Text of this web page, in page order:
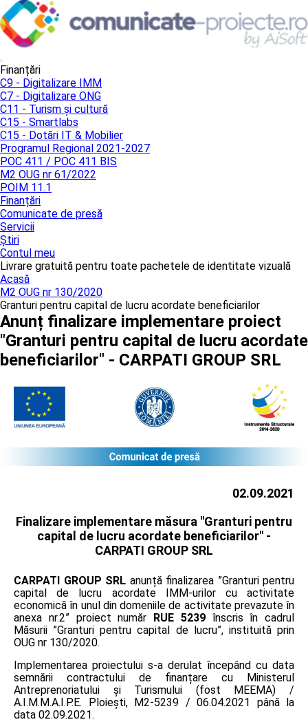
Finanțări
C9 - Digitalizare IMM
C7 - Digitalizare ONG
C11 - Turism și cultură
C15 - Smartlabs
C15 - Dotări IT & Mobilier
Programul Regional 2021-2027
POC 411 / POC 411 BIS
M2 OUG nr 61/2022
POIM 11.1
Finanțări
Comunicate de presă
Servicii
Știri
Contul meu
Livrare gratuită pentru toate pachetele de identitate vizuală
Acasă
M2 OUG nr 130/2020
Granturi pentru capital de lucru acordate beneficiarilor
Anunț finalizare implementare proiect
"Granturi pentru capital de lucru acordate
beneficiarilor" - CARPATI GROUP SRL
02.09.2021
Finalizare implementare măsura "Granturi pentru
capital de lucru acordate beneficiarilor" -
CARPATI GROUP SRL
CARPATI GROUP SRL anunță finalizarea ”Granturi pentru
capital de lucru acordate IMM-urilor cu activitate
economică în unul din domeniile de activitate prevazute în
anexa nr.2” proiect număr RUE 5239înscris în cadrul
Măsurii ”Granturi pentru capital de lucru”, instituită prin
OUG nr 130/2020.
Implementarea proiectului s-a derulat începând cu data
semnării contractului de finanțare cu Ministerul
Antreprenoriatului și Turismului (fost MEEMA) /
A.I.M.M.A.I.P.E. Ploiești, M2-5239 / 06.04.2021 până la
data 02.09.2021.